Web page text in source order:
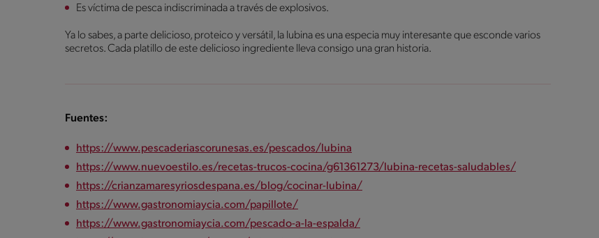
Es víctima de pesca indiscriminada a través de explosivos.
Ya lo sabes, a parte delicioso, proteico y versátil, la lubina es una especia muy interesante que esconde varios
secretos. Cada platillo de este delicioso ingrediente lleva consigo una gran historia.
Fuentes:
https://www.pescaderiascorunesas.es/pescados/lubina
https://www.nuevoestilo.es/recetas-trucos-cocina/g61361273/lubina-recetas-saludables/
https://crianzamaresyriosdespana.es/blog/cocinar-lubina/
https://www.gastronomiaycia.com/papillote/
https://www.gastronomiaycia.com/pescado-a-la-espalda/